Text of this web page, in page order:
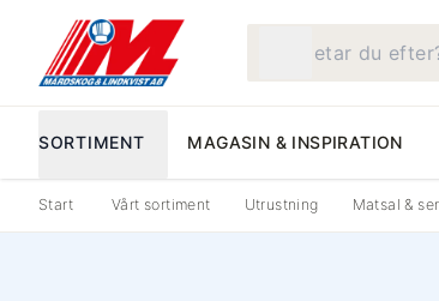
SORTIMENT MAGASIN & INSPIRATION
Start Vårt sortiment Utrustning Matsal &